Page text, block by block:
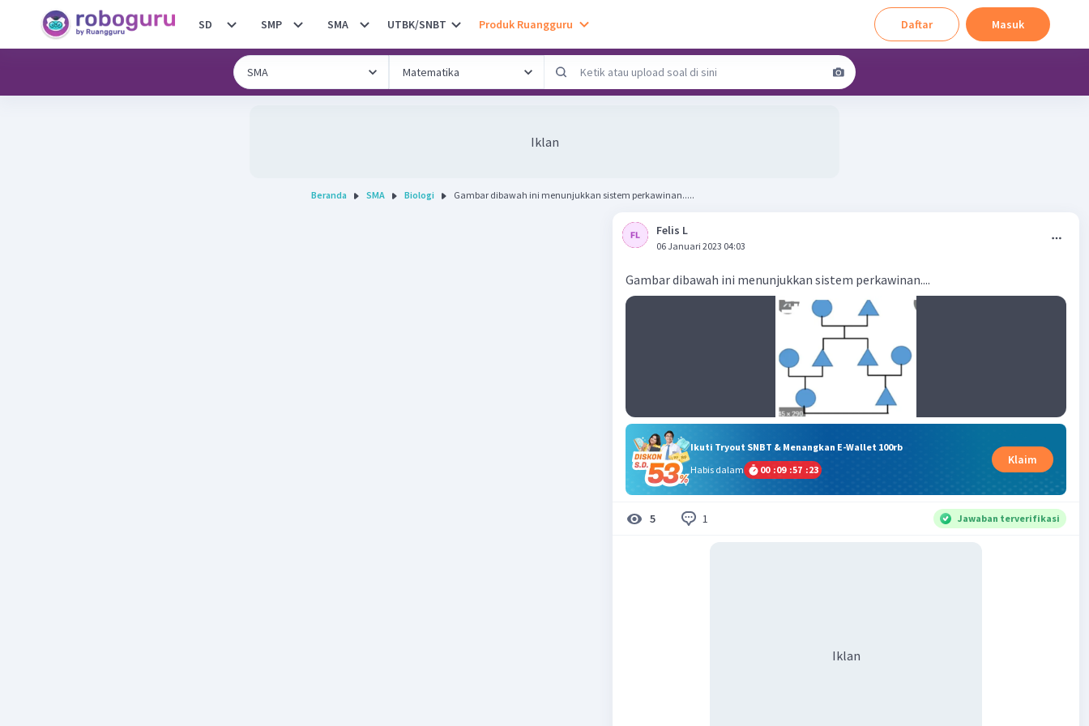
SD SMP SMA UTBK/SNBT Produk Ruangguru Daftar Masuk
Iklan
Beranda SMA Biologi Gambar dibawah ini menunjukkan sistem perkawinan.....
Felis L
06 Januari 2023 04:03
Gambar dibawah ini menunjukkan sistem perkawinan....
Ikuti Tryout SNBT & Menangkan E-Wallet 100rb
Habis dalam
00 :09 :57 :22
Klaim
5 1 Jawaban terverifikasi
Iklan